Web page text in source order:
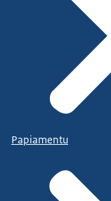
Papiamentu